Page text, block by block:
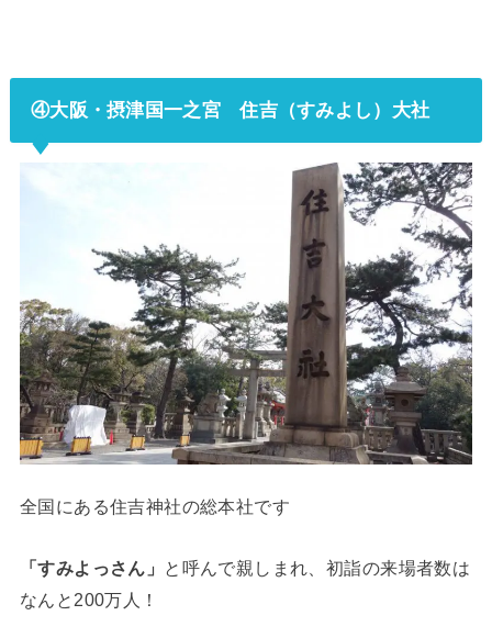
④大阪・摂津国一之宮 住吉（すみよし）大社
全国にある住吉神社の総本社です
「すみよっさん」 と呼んで親しまれ、初詣の来場者数は
なんと200万人！